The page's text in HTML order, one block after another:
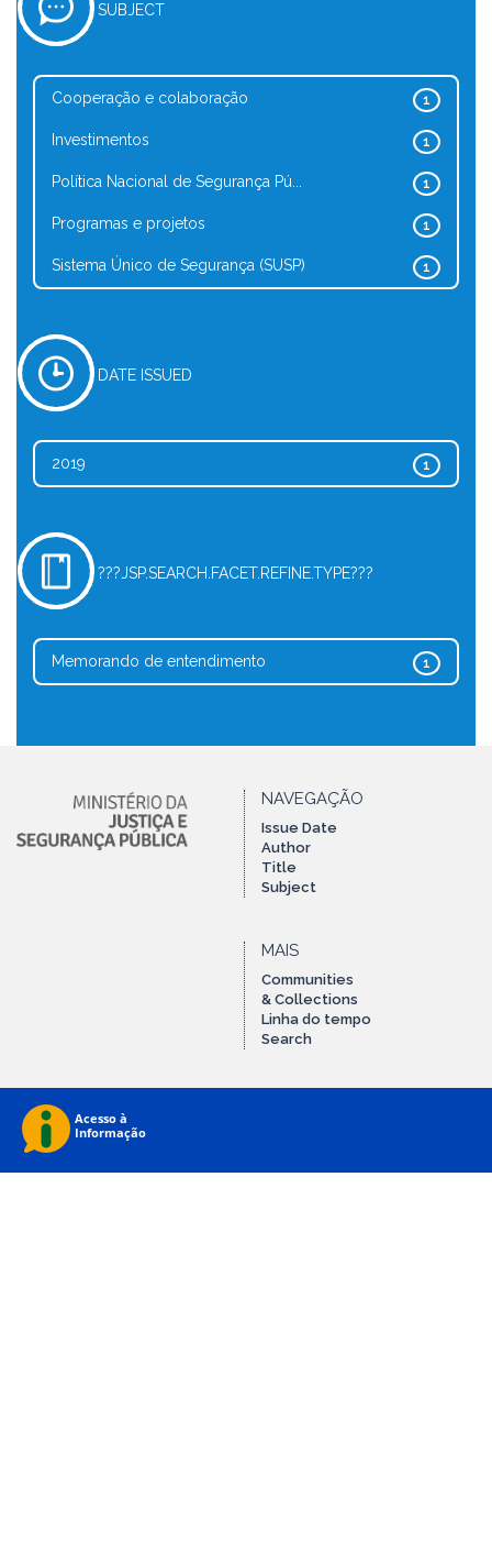
SUBJECT
1
Cooperação e colaboração
1
Investimentos
1
Política Nacional de Segurança Pú...
1
Programas e projetos
1
Sistema Único de Segurança (SUSP)
DATE ISSUED
1
2019
???JSP.SEARCH.FACET.REFINE.TYPE???
1
Memorando de entendimento
NAVEGAÇÃO
Issue Date
Author
Title
Subject
MAIS
Communities
& Collections
Linha do tempo
Search